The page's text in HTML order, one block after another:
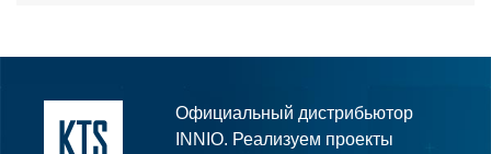
Официальный дистрибьютор
INNIO. Реализуем проекты